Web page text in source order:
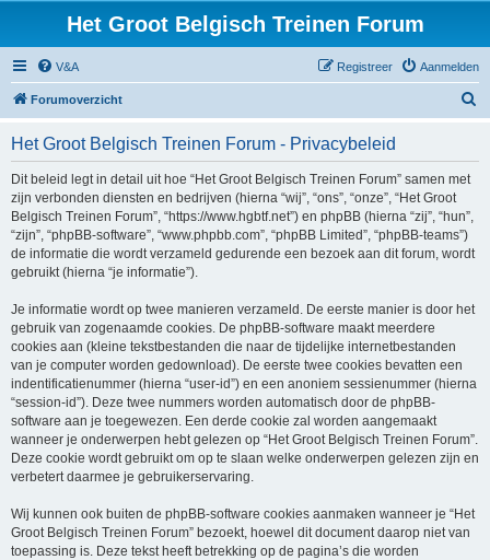
Het Groot Belgisch Treinen Forum
V&A Aanmelden
Registreer
Forumoverzicht
Het Groot Belgisch Treinen Forum - Privacybeleid
Dit beleid legt in detail uit hoe “Het Groot Belgisch Treinen Forum” samen met
zijn verbonden diensten en bedrijven (hierna “wij”, “ons”, “onze”, “Het Groot
Belgisch Treinen Forum”, “https://www.hgbtf.net”) en phpBB (hierna “zij”, “hun”,
“zijn”, “phpBB-software”, “www.phpbb.com”, “phpBB Limited”, “phpBB-teams”)
de informatie die wordt verzameld gedurende een bezoek aan dit forum, wordt
gebruikt (hierna “je informatie”).
Je informatie wordt op twee manieren verzameld. De eerste manier is door het
gebruik van zogenaamde cookies. De phpBB-software maakt meerdere
cookies aan (kleine tekstbestanden die naar de tijdelijke internetbestanden
van je computer worden gedownload). De eerste twee cookies bevatten een
indentificatienummer (hierna “user-id”) en een anoniem sessienummer (hierna
“session-id”). Deze twee nummers worden automatisch door de phpBB-
software aan je toegewezen. Een derde cookie zal worden aangemaakt
wanneer je onderwerpen hebt gelezen op “Het Groot Belgisch Treinen Forum”.
Deze cookie wordt gebruikt om op te slaan welke onderwerpen gelezen zijn en
verbetert daarmee je gebruikerservaring.
Wij kunnen ook buiten de phpBB-software cookies aanmaken wanneer je “Het
Groot Belgisch Treinen Forum” bezoekt, hoewel dit document daarop niet van
toepassing is. Deze tekst heeft betrekking op de pagina’s die worden